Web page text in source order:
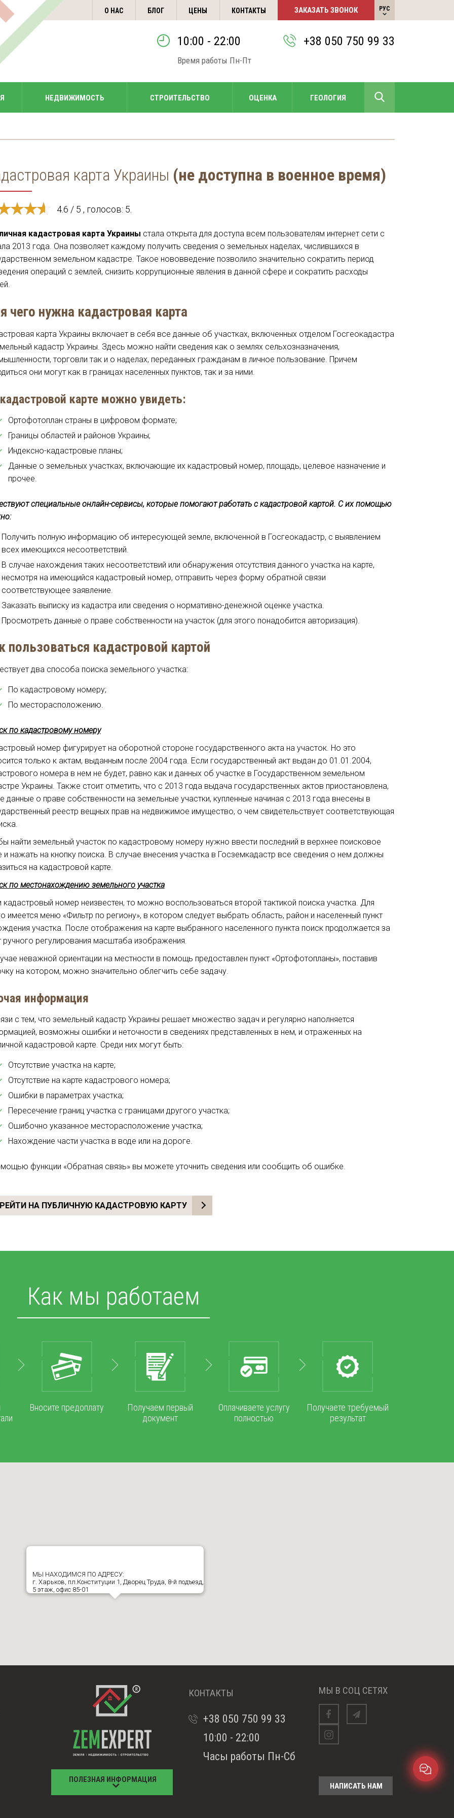
О НАС БЛОГ ЦЕНЫ КОНТАКТЫ ЗАКАЗАТЬ ЗВОНОК РУС
10:00 - 22:00
Время работы Пн-Пт
+38 050 750 99 33
НЕДВИЖИМОСТЬ СТРОИТЕЛЬСТВО ОЦЕНКА ГЕОЛОГИЯ УКР
карта Украины (не доступна в военное время)
4.6 / 5 , голосов: 5.
кадастровая карта Украины стала открыта для доступа всем пользователям интернет сети с
2013 года. Она позволяет каждому получить сведения о земельных наделах, числившихся в
земельном кадастре. Такое нововведение позволило значительно сократить период
операций с землей, снизить коррупционные явления в данной сфере и сократить расходы
чего нужна кадастровая карта
карта Украины включает в себя все данные об участках, включенных отделом Госгеокадастра
кадастр Украины. Здесь можно найти сведения как о землях сельхозназначения,
торговли так и о наделах, переданных гражданам в личное пользование. Причем
они могут как в границах населенных пунктов, так и за ними.
карте можно увидеть:
Ортофотоплан страны в цифровом формате;
Границы областей и районов Украины;
Индексно-кадастровые планы;
Данные о земельных участках, включающие их кадастровый номер, площадь, целевое назначение и
прочее.
специальные онлайн-сервисы, которые помогают работать с кадастровой картой. С их помощью
Получить полную информацию об интересующей земле, включенной в Госгеокадастр, с выявлением
всех имеющихся несоответствий.
В случае нахождения таких несоответствий или обнаружения отсутствия данного участка на карте,
несмотря на имеющийся кадастровый номер, отправить через форму обратной связи
соответствующее заявление.
Заказать выписку из кадастра или сведения о нормативно-денежной оценке участка.
Просмотреть данные о праве собственности на участок (для этого понадобится авторизация).
пользоваться кадастровой картой
два способа поиска земельного участка:
По кадастровому номеру;
По месторасположению.
по кадастровому номеру
номер фигурирует на оборотной стороне государственного акта на участок. Но это
только к актам, выданным после 2004 года. Если государственный акт выдан до 01.01.2004,
номера в нем не будет, равно как и данных об участке в Государственном земельном
Украины. Также стоит отметить, что с 2013 года выдача государственных актов приостановлена,
данные о праве собственности на земельные участки, купленные начиная с 2013 года внесены в
реестр вещных прав на недвижимое имущество, о чем свидетельствует соответствующая
найти земельный участок по кадастровому номеру нужно ввести последний в верхнее поисковое
и нажать на кнопку поиска. В случае внесения участка в Госземкадастр все сведения о нем должны
на кадастровой карте.
по местонахождению земельного участка
кадастровый номер неизвестен, то можно воспользоваться второй тактикой поиска участка. Для
имеется меню «Фильтр по региону», в котором следует выбрать область, район и населенный пункт
участка. После отображения на карте выбранного населенного пункта поиск продолжается за
ручного регулирования масштаба изображения.
неважной ориентации на местности в помощь предоставлен пункт «Ортофотопланы», поставив
на котором, можно значительно облегчить себе задачу.
информация
с тем, что земельный кадастр Украины решает множество задач и регулярно наполняется
возможны ошибки и неточности в сведениях представленных в нем, и отраженных на
кадастровой карте. Среди них могут быть:
Отсутствие участка на карте;
Отсутствие на карте кадастрового номера;
Ошибки в параметрах участка;
Пересечение границ участка с границами другого участка;
Ошибочно указанное месторасположение участка;
Нахождение части участка в воде или на дороге.
функции «Обратная связь» вы можете уточнить сведения или сообщить об ошибке.
НА ПУБЛИЧНУЮ КАДАСТРОВУЮ КАРТУ
Как мы работаем
Вносите предоплату
Получаем первый
документ
Оплачиваете услугу
полностью
Получаете требуемый
результат
МЫ НАХОДИМСЯ ПО АДРЕСУ:
г. Харьков, пл.Конституции 1, Дворец Труда, 8-й подъезд,
5 этаж, офис 85-01
ПОЛЕЗНАЯ ИНФОРМАЦИЯ
КОНТАКТЫ
+38 050 750 99 33
10:00 - 22:00
Часы работы Пн-Сб
МЫ В СОЦ СЕТЯХ
Facebooktelegram
Instagram
НАПИСАТЬ НАМ